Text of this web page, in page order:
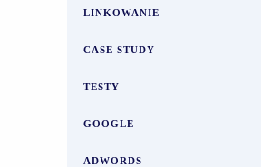
LINKOWANIE
CASE STUDY
TESTY
GOOGLE
ADWORDS